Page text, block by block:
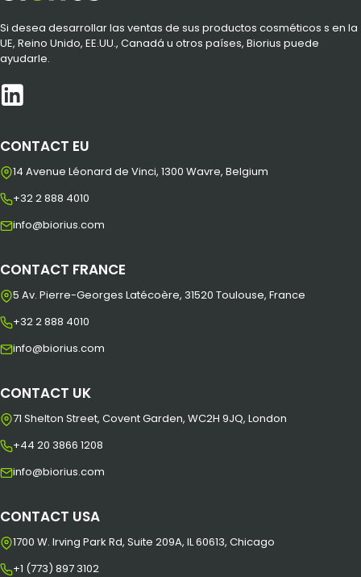
Si desea desarrollar las ventas de sus productos cosméticos s en la
UE, Reino Unido, EE.UU., Canadá u otros países, Biorius puede
ayudarle.
CONTACT EU
14 Avenue Léonard de Vinci, 1300 Wavre, Belgium
+32 2 888 4010
info@biorius.com
CONTACT FRANCE
5 Av. Pierre-Georges Latécoère, 31520 Toulouse, France
+32 2 888 4010
info@biorius.com
CONTACT UK
71 Shelton Street, Covent Garden, WC2H 9JQ, London
+44 20 3866 1208
info@biorius.com
CONTACT USA
1700 W. Irving Park Rd, Suite 209A, IL 60613, Chicago
+1 (773) 897 3102